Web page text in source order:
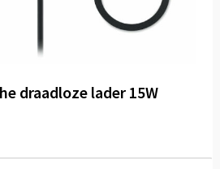
draadloze lader 15W